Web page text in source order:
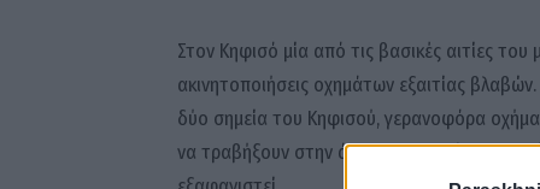
Στον Κηφισό μία από τις βασικές αιτίες του
ακινητοποιήσεις οχημάτων εξαιτίας
δύο σημεία του Κηφισού, γερανοφόρα
να τραβήξουν στην άκρη τα αυτοκίνητα